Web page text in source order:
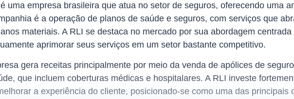
uma empresa brasileira que atua no setor de seguros, oferecendo uma
é a operação de planos de saúde e seguros, com serviços que
materiais. A RLI se destaca no mercado por sua abordagem
aprimorar seus serviços em um setor bastante competitivo.
gera receitas principalmente por meio da venda de apólices de
que incluem coberturas médicas e hospitalares. A RLI investe
a experiência do cliente, posicionado-se como uma das principais